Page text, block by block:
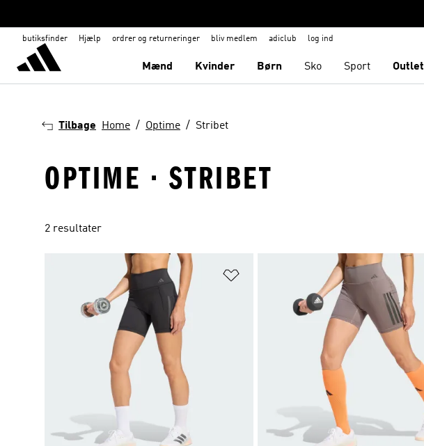
butiksfinder Hjælp ordrer og returneringer bliv medlem adiclub log ind
Mænd Kvinder Børn Sko Sport Outlet
Tilbage Home Optime Stribet
OPTIME · STRIBET
2 resultater